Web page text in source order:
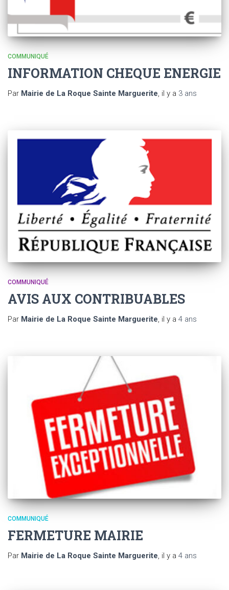
COMMUNIQUÉ
INFORMATION CHEQUE ENERGIE
Par Mairie de La Roque Sainte Marguerite, il y a 3 ans
COMMUNIQUÉ
AVIS AUX CONTRIBUABLES
Par Mairie de La Roque Sainte Marguerite, il y a 4 ans
COMMUNIQUÉ
FERMETURE MAIRIE
Par Mairie de La Roque Sainte Marguerite, il y a 4 ans